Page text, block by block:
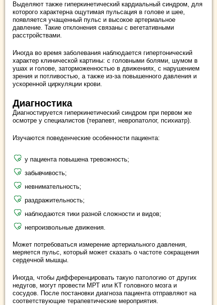
Выделяют также гиперкинетический кардиальный синдром, для
которого характерна ощутимая пульсация в голове и шее,
появляется учащенный пульс и высокое артериальное
давление. Такие отклонения связаны с вегетативными
расстройствами.
Иногда во время заболевания наблюдается гипертонический
характер клинической картины: с головными болями, шумом в
ушах и голове, заторможенностью в движениях, с нарушением
зрения и потливостью, а также из-за повышенного давления и
ускоренной циркуляции крови.
Диагностика
Диагностируется гиперкинетический синдром при первом же
осмотре у специалистов (терапевт, невропатолог, психиатр).
Изучаются поведенческие особенности пациента:
у пациента повышена тревожность;
забывчивость;
невнимательность;
раздражительность;
наблюдаются тики разной сложности и видов;
непроизвольные движения.
Может потребоваться измерение артериального давления,
меряется пульс, который может сказать о частоте сокращения
сердечной мышцы.
Иногда, чтобы дифференцировать такую патологию от других
недугов, могут провести МРТ или КТ головного мозга и
сосудов. После постановки диагноза пациента отправляют на
соответствующие терапевтические мероприятия.